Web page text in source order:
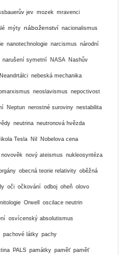
jev mozek mravenci
mýty náboženství nacionalismus
nanotechnologie narcismus národní
narušení symetrií NASA Nashův
Neandrtálci nebeská mechanika
neoslavismus nepoctivost
Neptun nerostné suroviny nestabilita
neutrina neutronová hvězda
Tesla Nil Nobelova cena
novověk nový ateismus nukleosyntéza
obecná teorie relativity oběžná
oči očkování odboj oheň olovo
Orwell oscilace neutrin
osvícenský absolutismus
pachové látky pachy
PALS památky paměť paměť